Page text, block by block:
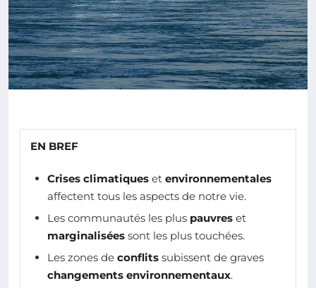
EN BREF
Crises climatiques et environnementales
affectent tous les aspects de notre vie.
Les communautés les plus pauvres et
marginalisées sont les plus touchées.
Les zones de conflits subissent de graves
changements environnementaux.